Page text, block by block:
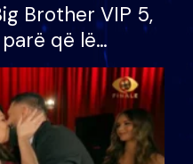
Brother VIP 5,
që lë
mundësinë për